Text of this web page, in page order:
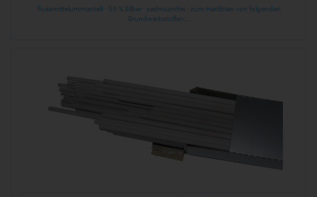
flussmittelummantelt · 55 % Silber · cadmiumfrei · zum Hartlöten von folgenden
Grundwerkstoffen:…